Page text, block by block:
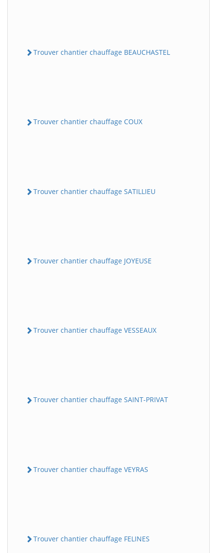
Trouver chantier chauffage BEAUCHASTEL
Trouver chantier chauffage COUX
Trouver chantier chauffage SATILLIEU
Trouver chantier chauffage JOYEUSE
Trouver chantier chauffage VESSEAUX
Trouver chantier chauffage SAINT-PRIVAT
Trouver chantier chauffage VEYRAS
Trouver chantier chauffage FELINES